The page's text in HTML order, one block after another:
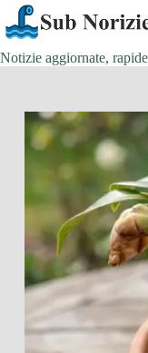
Salta
al
contenuto
Notizie aggiornate,